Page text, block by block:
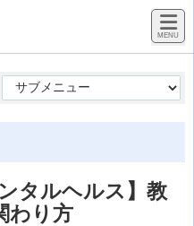
タルヘルス】教
わり方